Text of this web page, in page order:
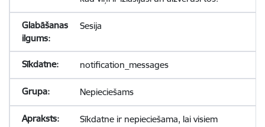
Sesija
notification_messages
Nepieciešams
Sīkdatne ir nepieciešama, lai visiem